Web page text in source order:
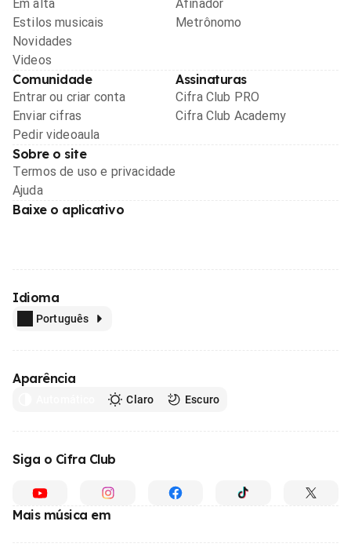
Em alta
Estilos musicais
Novidades
Videos
Afinador
Metrônomo
Comunidade
Entrar ou criar conta
Enviar cifras
Pedir videoaula
Assinaturas
Cifra Club PRO
Cifra Club Academy
Sobre o site
Termos de uso e privacidade
Ajuda
Baixe o aplicativo
Idioma
Português
Aparência
Claro Escuro
Siga o Cifra Club
Mais música em